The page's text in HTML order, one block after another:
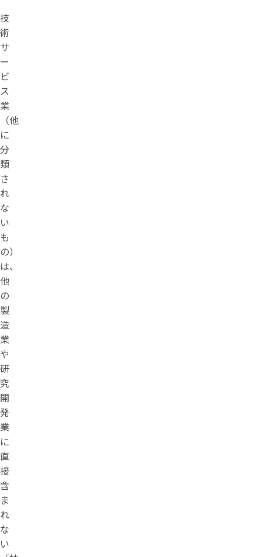
技
術
サ
ー
ビ
ス
業
（他
に
分
類
さ
れ
な
い
も
の）
は、
他
の
製
造
業
や
研
究
開
発
業
に
直
接
含
ま
れ
な
い